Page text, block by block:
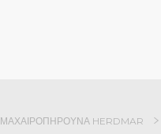
ΜΑΧΑΙΡΟΠΉΡΟΥΝΑ HERDMAR